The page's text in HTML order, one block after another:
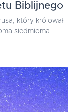
Biblijnego
który królował
siedmioma